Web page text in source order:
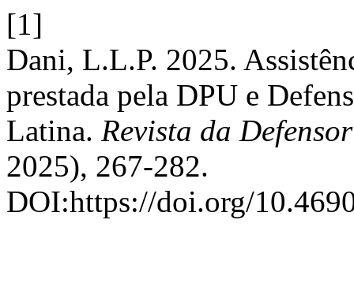
[1]
Dani, L.L.P. 2025.
prestada pela DPU e
Latina. Revista da
2025), 267-282.
DOI:https://doi.org/